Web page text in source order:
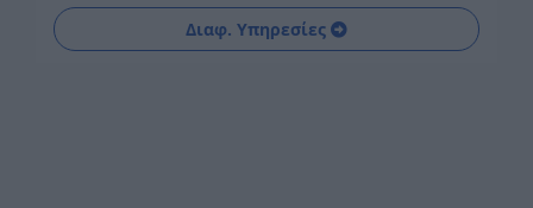
Διαφ. Υπηρεσίες